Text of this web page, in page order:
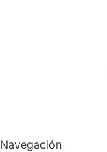
Navegación